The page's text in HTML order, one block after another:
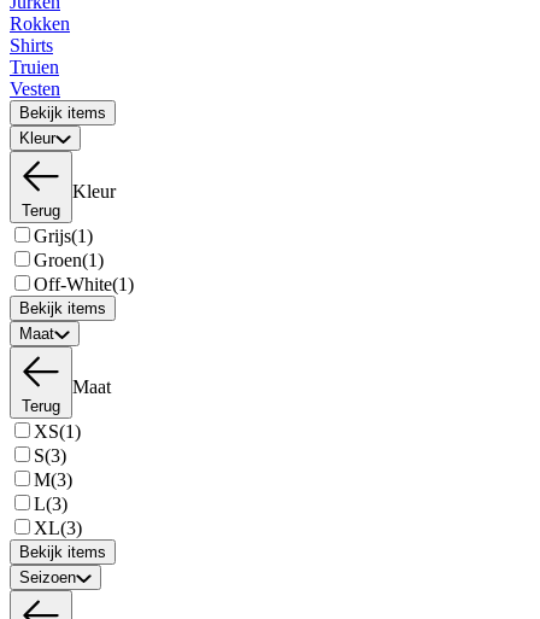
Rokken
Shirts
Truien
Vesten
Bekijk items
Kleur
Terug
Kleur
Grijs(1)
Groen(1)
Off-White(1)
Bekijk items
Maat
Terug
Maat
XS(1)
S(3)
M(3)
L(3)
XL(3)
Bekijk items
Seizoen